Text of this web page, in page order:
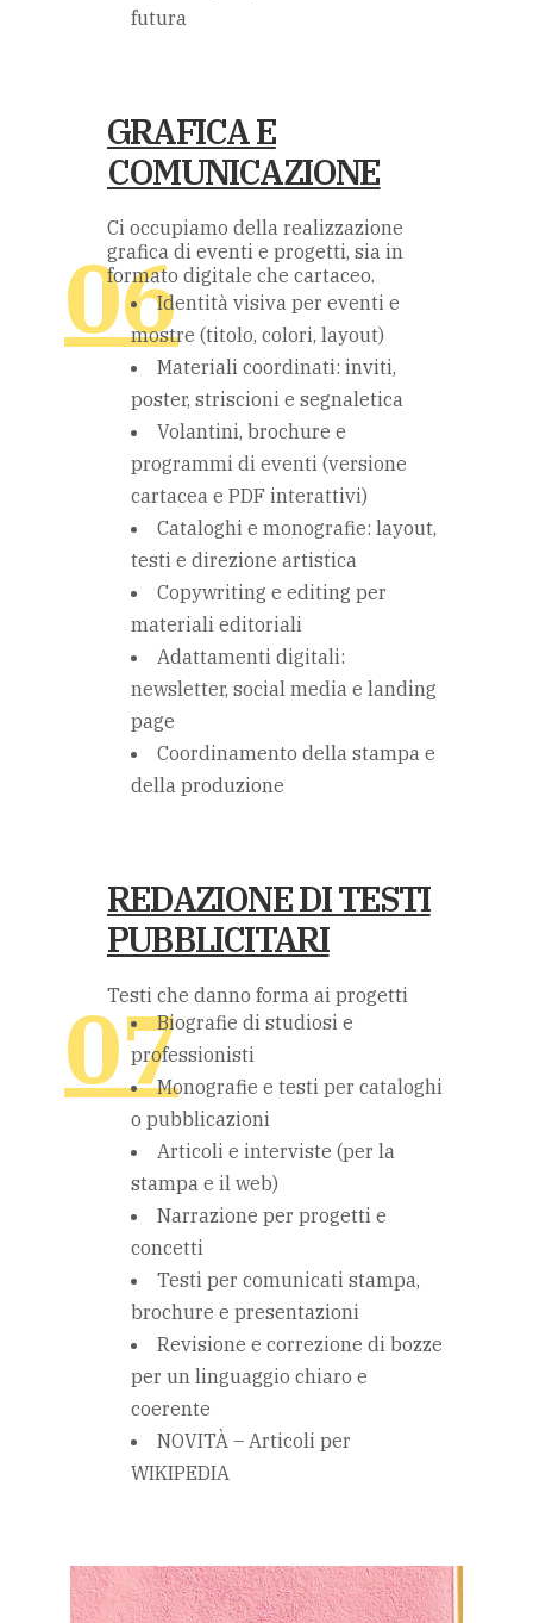
futura
GRAFICA E
COMUNICAZIONE
Ci occupiamo della realizzazione
grafica di eventi e progetti, sia in
formato digitale che cartaceo.
Identità visiva per eventi e
mostre (titolo, colori, layout)
Materiali coordinati: inviti,
poster, striscioni e segnaletica
Volantini, brochure e
programmi di eventi (versione
cartacea e PDF interattivi)
Cataloghi e monografie: layout,
testi e direzione artistica
Copywriting e editing per
materiali editoriali
Adattamenti digitali:
newsletter, social media e landing
page
Coordinamento della stampa e
della produzione
REDAZIONE DI TESTI
PUBBLICITARI
Testi che danno forma ai progetti
Biografie di studiosi e
professionisti
Monografie e testi per cataloghi
o pubblicazioni
Articoli e interviste (per la
stampa e il web)
Narrazione per progetti e
concetti
Testi per comunicati stampa,
brochure e presentazioni
Revisione e correzione di bozze
per un linguaggio chiaro e
coerente
NOVITÀ – Articoli per
WIKIPEDIA